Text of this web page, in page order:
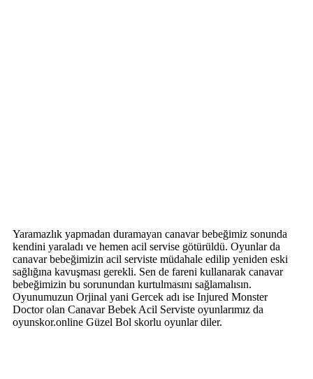
Yaramazlık yapmadan duramayan canavar bebeğimiz sonunda
kendini yaraladı ve hemen acil servise götürüldü. Oyunlar da
canavar bebeğimizin acil serviste müdahale edilip yeniden eski
sağlığına kavuşması gerekli. Sen de fareni kullanarak canavar
bebeğimizin bu sorunundan kurtulmasını sağlamalısın.
Oyunumuzun Orjinal yani Gercek adı ise Injured Monster
Doctor olan Canavar Bebek Acil Serviste oyunlarımız da
oyunskor.online Güzel Bol skorlu oyunlar diler.